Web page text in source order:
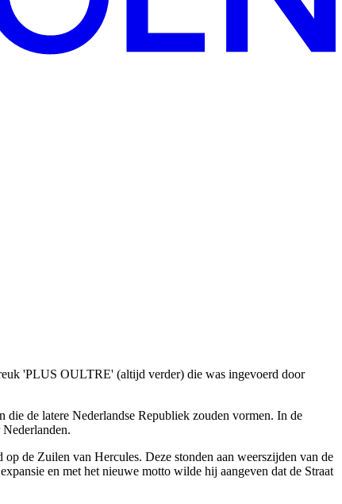
'PLUS OULTRE' (altijd verder) die was ingevoerd door
de latere Nederlandse Republiek zouden vormen. In de
de Zuilen van Hercules. Deze stonden aan weerszijden van de
en met het nieuwe motto wilde hij aangeven dat de Straat